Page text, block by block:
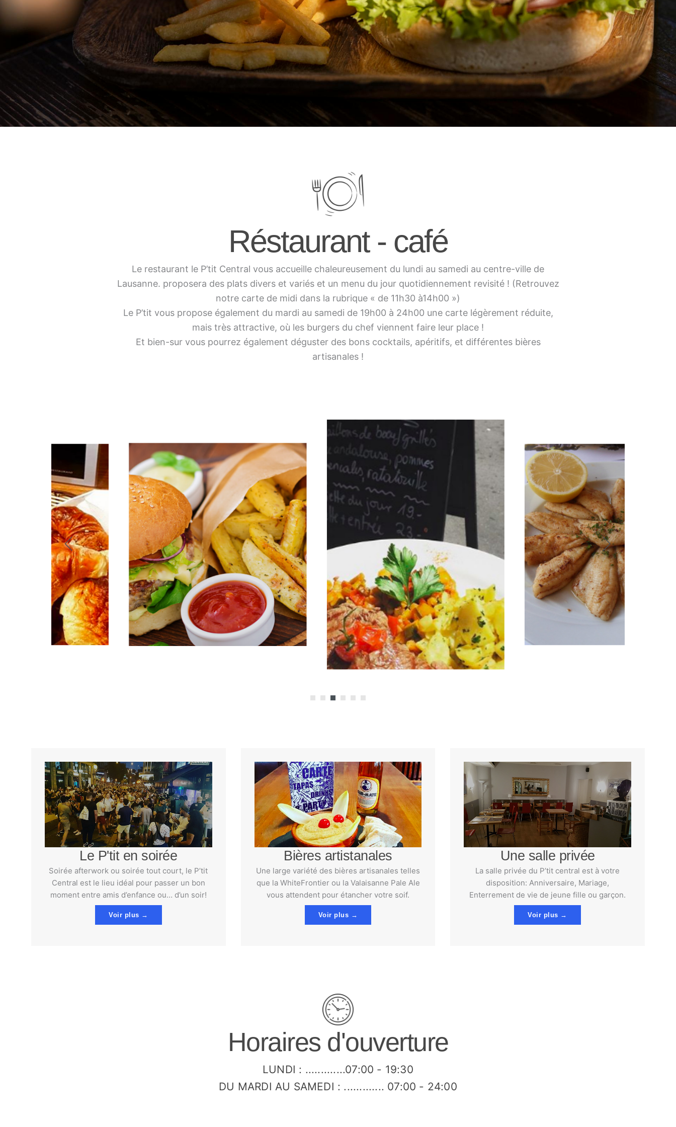
Réstaurant - café
Le restaurant le P’tit Central vous accueille chaleureusement du lundi au samedi au centre-ville de
Lausanne. proposera des plats divers et variés et un menu du jour quotidiennement revisité ! (Retrouvez
notre carte de midi dans la rubrique « de 11h30 à14h00 »)
Le P’tit vous propose également du mardi au samedi de 19h00 à 24h00 une carte légèrement réduite,
mais très attractive, où les burgers du chef viennent faire leur place !
Et bien-sur vous pourrez également déguster des bons cocktails, apéritifs, et différentes bières
artisanales !
Repas
LE MIDI
De11h30 à 14h00
Le P'tit en soirée
Soirée afterwork ou soirée tout court, le P’tit
Central est le lieu idéal pour passer un bon
moment entre amis d’enfance ou… d’un soir!
Voir plus →
Bières artistanales
Une large variété des bières artisanales telles
que la WhiteFrontier ou la Valaisanne Pale Ale
vous attendent pour étancher votre soif.
Voir plus →
Une salle privée
La salle privée du P’tit central est à votre
disposition: Anniversaire, Mariage,
Enterrement de vie de jeune fille ou garçon.
Voir plus →
Horaires d'ouverture
LUNDI : .............07:00 - 19:30
DU MARDI AU SAMEDI : ............. 07:00 - 24:00